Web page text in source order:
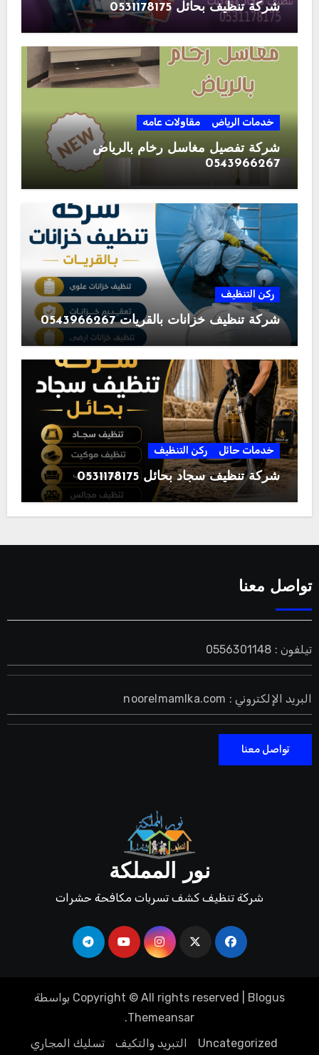
شركة تنظيف بحائل 0531178175
خدمات الرياض مقاولات عامه
شركة تفصيل مغاسل رخام بالرياض
0543966267
ركن التنظيف
شركة تنظيف خزانات بالقريات 0543966267
خدمات حائل ركن التنظيف
شركة تنظيف سجاد بحائل 0531178175
تواصل معنا
تيلفون : 0556301148
البريد الإلكتروني : noorelmamlka.com
تواصل معنا
نور المملكة
شركة تنظيف كشف تسربات مكافحة حشرات
Copyright © All rights reserved Blogus
بواسطة
Themeansar
.
Uncategorized
التبريد والتكيف تسليك المجاري